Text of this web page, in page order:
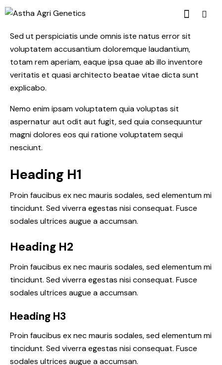
Sed ut perspiciatis unde omnis iste natus error sit
voluptatem accusantium doloremque laudantium,
totam rem aperiam, eaque ipsa quae ab illo inventore
veritatis et quasi architecto beatae vitae dicta sunt
explicabo.
Nemo enim ipsam voluptatem quia voluptas sit
aspernatur aut odit aut fugit, sed quia consequuntur
magni dolores eos qui ratione voluptatem sequi
nesciunt.
Heading H1
Proin faucibus ex nec mauris sodales, sed elementum mi
tincidunt. Sed viverra egestas nisi consequat. Fusce
sodales ultrices augue a accumsan.
Heading H2
Proin faucibus ex nec mauris sodales, sed elementum mi
tincidunt. Sed viverra egestas nisi consequat. Fusce
sodales ultrices augue a accumsan.
Heading H3
Proin faucibus ex nec mauris sodales, sed elementum mi
tincidunt. Sed viverra egestas nisi consequat. Fusce
sodales ultrices augue a accumsan.